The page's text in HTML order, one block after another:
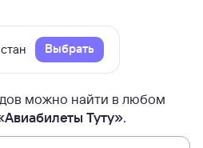
Выбрать
можно найти в любом
Туту».